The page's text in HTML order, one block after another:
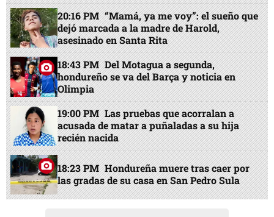
20:16 PM “Mamá, ya me voy”: el sueño que
dejó marcada a la madre de Harold,
asesinado en Santa Rita
18:43 PM Del Motagua a segunda,
hondureño se va del Barça y noticia en
Olimpia
19:00 PM Las pruebas que acorralan a
acusada de matar a puñaladas a su hija
recién nacida
18:23 PM Hondureña muere tras caer por
las gradas de su casa en San Pedro Sula